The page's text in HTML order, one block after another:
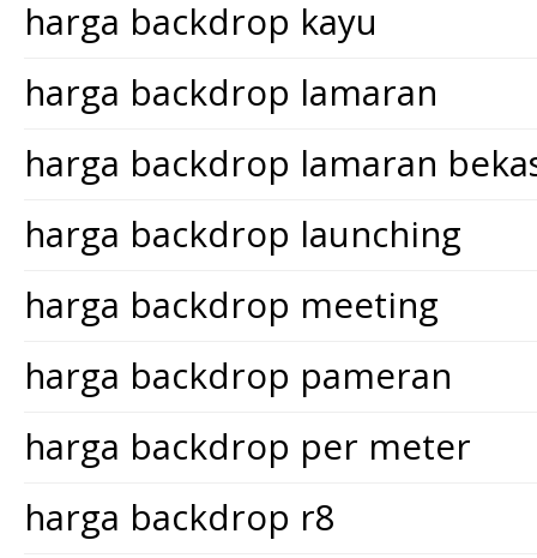
harga backdrop kayu
harga backdrop lamaran
harga backdrop lamaran
harga backdrop launching
harga backdrop meeting
harga backdrop pameran
harga backdrop per meter
harga backdrop r8